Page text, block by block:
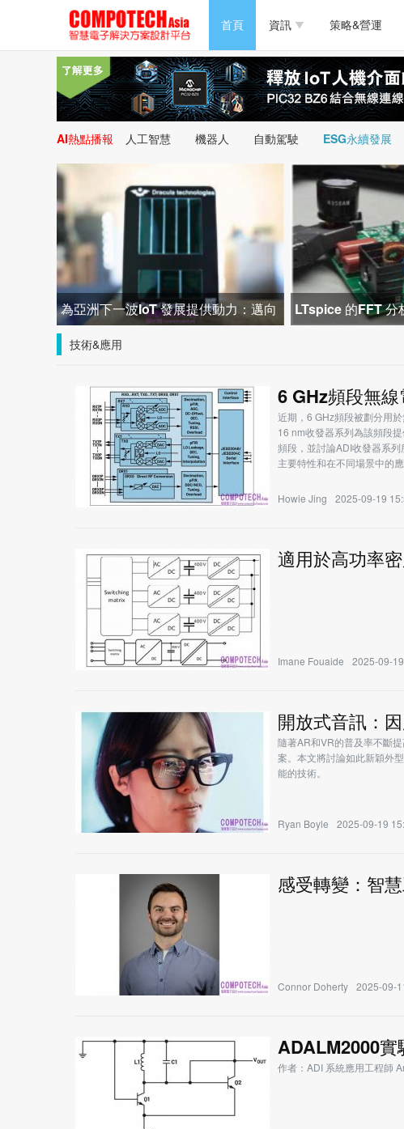
首頁 資訊
半導體/零組件 測試
PC/周邊 軟體
新能源 人工
策略&營運
半導體/零組件 測試
PC/周邊 軟體
新能源 人工
AI熱點播報 人工智慧 機器人 自動駕駛 ESG永續發展
為亞洲下一波IoT 發展提供動力：邁向
後電池時代
LTspice 的FFT 分
技術&應用
6 GHz頻段無
近期，6 GHz頻段被劃分用
16 nm收發器系列為該頻段
頻段，並討論ADI收發器系
主要特性和在不同場景中的應
Howie Jing 2025-09-19
適用於高功率
Imane Fouaide 2025-09-
開放式音訊：
隨著AR和VR的普及率不斷
案。本文將討論如此新穎外
能的技術。
Ryan Boyle 2025-09-19
感受轉變：智
Connor Doherty 2025-09-
ADALM2000
作者：ADI 系統應用工程師